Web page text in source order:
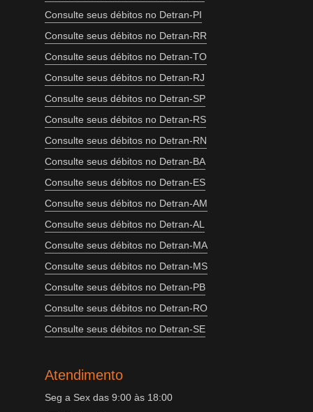
Consulte seus débitos no Detran-PI
Consulte seus débitos no Detran-RR
Consulte seus débitos no Detran-TO
Consulte seus débitos no Detran-RJ
Consulte seus débitos no Detran-SP
Consulte seus débitos no Detran-RS
Consulte seus débitos no Detran-RN
Consulte seus débitos no Detran-BA
Consulte seus débitos no Detran-ES
Consulte seus débitos no Detran-AM
Consulte seus débitos no Detran-AL
Consulte seus débitos no Detran-MA
Consulte seus débitos no Detran-MS
Consulte seus débitos no Detran-PB
Consulte seus débitos no Detran-RO
Consulte seus débitos no Detran-SE
Atendimento
Seg a Sex das 9:00 às 18:00